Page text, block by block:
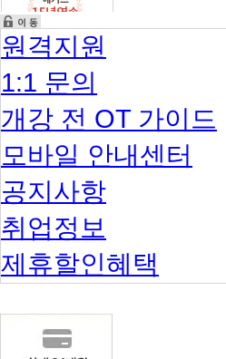
원격지원
1:1 문의
개강 전 OT 가이드
모바일 안내센터
공지사항
취업정보
제휴할인혜택